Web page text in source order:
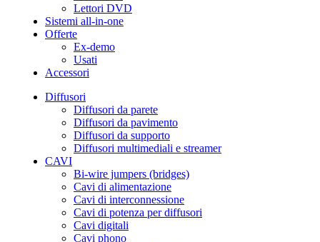
Lettori DVD
Sistemi all-in-one
Offerte
Ex-demo
Usati
Accessori
Diffusori
Diffusori da parete
Diffusori da pavimento
Diffusori da supporto
Diffusori multimediali e streamer
CAVI
Bi-wire jumpers (bridges)
Cavi di alimentazione
Cavi di interconnessione
Cavi di potenza per diffusori
Cavi digitali
Cavi phono